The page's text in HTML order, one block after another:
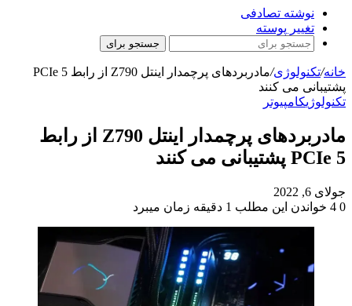
نوشته تصادفی
تغییر پوسته
جستجو برای
خانه/تکنولوژی/
مادربردهای پرچمدار اینتل Z790 از رابط PCIe 5
پشتیبانی می کنند
تکنولوژیکامپیوتر
مادربردهای پرچمدار اینتل Z790 از رابط
PCIe 5 پشتیبانی می کنند
جولای 6, 2022
0
خواندن این مطلب 1 دقیقه زمان میبرد